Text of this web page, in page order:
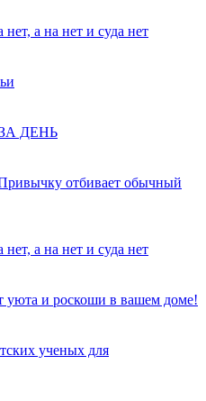
а на нет и суда нет
ДЕНЬ
отбивает обычный
а на нет и суда нет
уюта и роскоши в вашем доме!
ученых для